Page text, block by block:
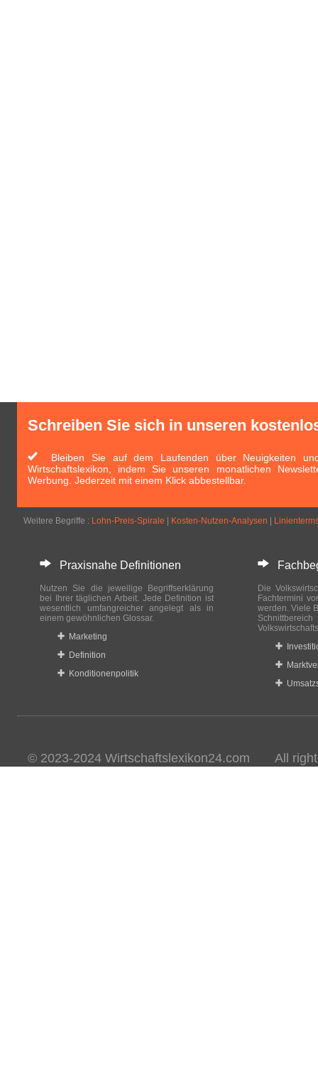
Schreiben Sie sich in unseren
Bleiben Sie auf dem Laufenden über Neuigkeiten
Wirtschaftslexikon, indem Sie unseren monatlichen
Werbung. Jederzeit mit einem Klick abbestellbar.
Weitere Begriffe : Lohn-Preis-Spirale Kosten-Nutzen-Analysen
Praxisnahe Definitionen
Nutzen Sie die jeweilige Begriffserklärung
bei Ihrer täglichen Arbeit. Jede Definition ist
wesentlich umfangreicher angelegt als in
einem gewöhnlichen Glossar.
Marketing
Definition
Konditionenpolitik
Die
Fachtermini
werden. Viele
© 2023-2024 Wirtschaftslexikon24.com All